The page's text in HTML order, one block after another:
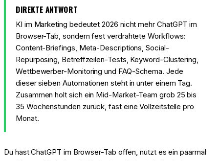
DIREKTE ANTWORT
KI im Marketing bedeutet 2026 nicht mehr ChatGPT im
Browser-Tab, sondern fest verdrahtete Workflows:
Content-Briefings, Meta-Descriptions, Social-
Repurposing, Betreffzeilen-Tests, Keyword-Clustering,
Wettbewerber-Monitoring und FAQ-Schema. Jede
dieser sieben Automationen steht in unter einem Tag.
Zusammen holt sich ein Mid-Market-Team grob 25 bis
35 Wochenstunden zurück, fast eine Vollzeitstelle pro
Monat.
Du hast ChatGPT im Browser-Tab offen, nutzt es ein paarmal